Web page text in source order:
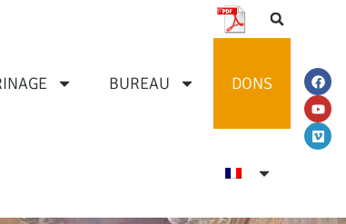
BUREAU DONS